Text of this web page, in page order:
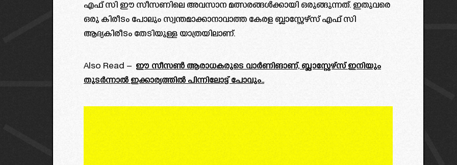
എഫ് സി ഈ സീസണിലെ അവസാന മത്സരങ്ങൾക്കായി ഒരുങ്ങുന്നത്. ഇതുവരെ
ഒരു കിരീടം പോലും സ്വന്തമാക്കാനാവാത്ത കേരള ബ്ലാസ്റ്റേഴ്‌സ് എഫ് സി
ആദ്യകിരീടം തേടിയുള്ള യാത്രയിലാണ്.
Also Read – ഈ സീസൺ ആരാധകരുടെ വാർണിങാണ്, ബ്ലാസ്റ്റേഴ്‌സ് ഇനിയും
തുടർന്നാൽ ഇക്കാര്യത്തിൽ പിന്നിലോട്ട് പോവും..